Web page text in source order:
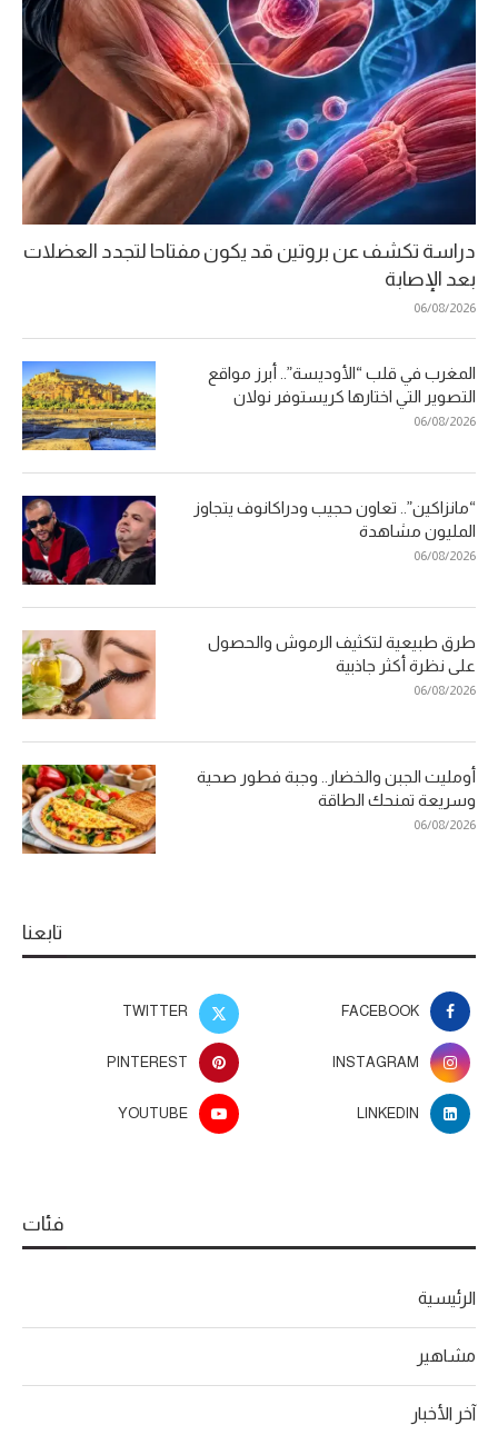
دراسة تكشف عن بروتين قد يكون مفتاحا لتجدد العضلات
بعد الإصابة
06/08/2026
المغرب في قلب “الأوديسة”.. أبرز مواقع
التصوير التي اختارها كريستوفر نولان
06/08/2026
“مانزاكين”.. تعاون حجيب ودراكانوف يتجاوز
المليون مشاهدة
06/08/2026
طرق طبيعية لتكثيف الرموش والحصول
على نظرة أكثر جاذبية
06/08/2026
أومليت الجبن والخضار.. وجبة فطور صحية
وسريعة تمنحك الطاقة
06/08/2026
تابعنا
FACEBOOK
TWITTER
INSTAGRAM
PINTEREST
LINKEDIN
YOUTUBE
فئات
الرئيسية
مشاهير
آخر الأخبار